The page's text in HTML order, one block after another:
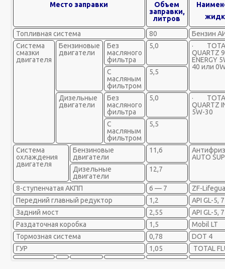
Место заправки
Объем
заправки,
литров
Топливная система 80
Бензин
Система
смазки
двигателя
Бензиновые
двигатели
Без
масляного
фильтра
5,0
·
QUARTZ
ENERGY
40 или
С
масляным
фильтром
5,5
Дизельные
двигатели
Без
масляного
фильтра
5,0
·
QUARTZ
5W-30
С
масляным
фильтром
5,5
Система
охлаждения
двигателя
Бензиновые
двигатели
11,6
Антифриз
AUTO
Дизельные
двигатели
12,7
8-ступенчатая АКПП 6 — 7
ZF-
Передний главный редуктор
1,2
API GL-5,
Задний мост
2,55
API GL-5,
Раздаточная коробка
1,5
Mobil LT
Тормозная система
0,78
DOT 4
ГУР
1,05 TOTAL